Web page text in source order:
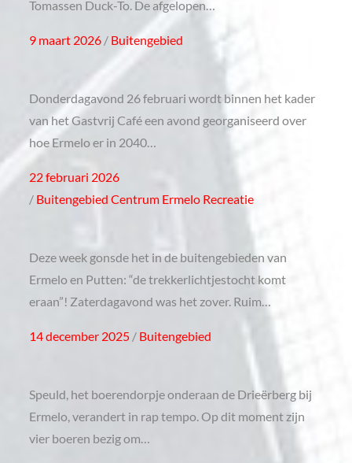
Tomassen Duck-To. De afgelopen…
Posted
9 maart 2026 Buitengebied
Donderdagavond 26 februari wordt binnen het kader
van het Gastvrij Café een avond georganiseerd over
hoe Ermelo er in 2040…
Posted
on
22 februari 2026
Buitengebied Centrum Ermelo Recreatie
Deze week gonsde het in de buitengebieden van
Ermelo en Putten: “de trekkerlichtjestocht komt
eraan”! Zaterdagavond was het zover. Ruim…
Posted
14 december 2025 Buitengebied
Speuld, het boerendorpje onderaan de Drieërberg bij
Ermelo, verandert in rap tempo. Op dit moment zijn
vier boeren bezig om…